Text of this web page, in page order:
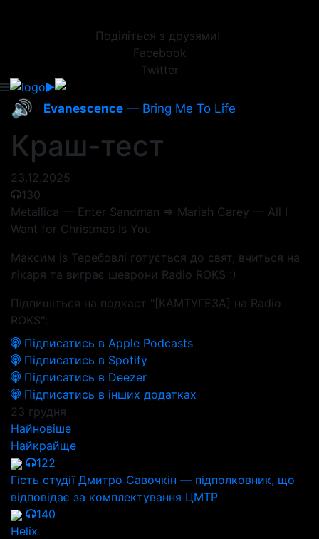
Поділіться з друзями!
Facebook
Twitter
🔊 Evanescence — Bring Me To Life
Краш-тест
23.12.2025
130
Metallica — Enter Sandman => Mariah Carey — All I
Want for Christmas Is You
Максим із Теребовлі готується до свят, вчиться на
лікаря та виграє шеврони Radio ROKS :)
Підпишіться на подкаст "[КАМТУГЕЗА] на Radio
ROKS":
Підписатись в Apple Podcasts
Підписатись в Spotify
Підписатись в Deezer
Підписатись в інших додатках
23 грудня
Найновіше
Найкрайще
122
Гість студії Дмитро Савочкін — підполковник, що
відповідає за комплектування ЦМТР
140
Helix